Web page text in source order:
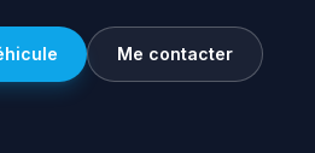
Me contacter